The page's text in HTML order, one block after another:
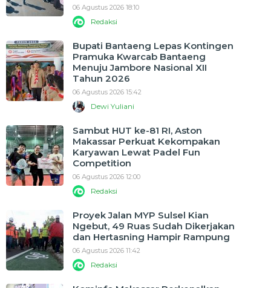
06 Agustus 2026 18:10
Redaksi
Bupati Bantaeng Lepas Kontingen
Pramuka Kwarcab Bantaeng
Menuju Jambore Nasional XII
Tahun 2026
06 Agustus 2026 15:42
Dewi Yuliani
Sambut HUT ke-81 RI, Aston
Makassar Perkuat Kekompakan
Karyawan Lewat Padel Fun
Competition
06 Agustus 2026 12:00
Redaksi
Proyek Jalan MYP Sulsel Kian
Ngebut, 49 Ruas Sudah Dikerjakan
dan Hertasning Hampir Rampung
06 Agustus 2026 11:42
Redaksi